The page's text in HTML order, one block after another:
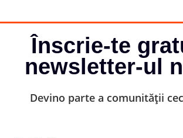
Înscrie-te
newsletter-ul
Devino parte a comunității